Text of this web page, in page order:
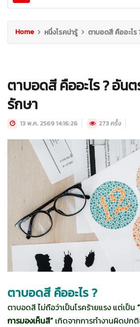
Home หนึ่งโรคน่ารู้ ตาบอดสี คืออะไร
ตาบอดสี คืออะไร ? อัน
รักษา
13 พ.ค. 2569 14:16:26 273 ครั้ง
ตาบอดสี คืออะไร ?
ตาบอดสี ไม่ถือว่าเป็นโรคร้ายแรง แต่เป็น
การมองเห็นสี” เกิดจากการทำงานผิดปก